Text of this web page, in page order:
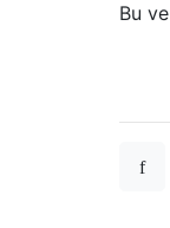
Bu ve